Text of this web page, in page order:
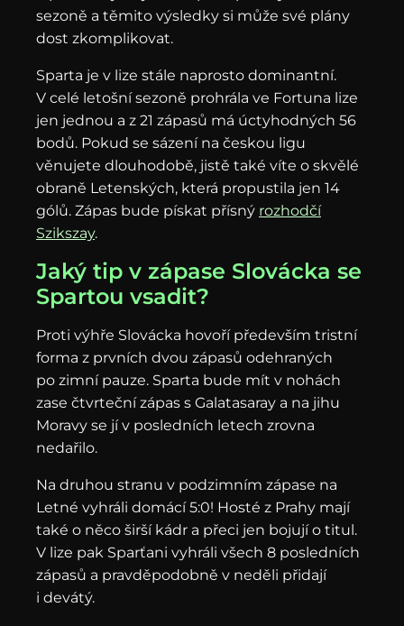
sezoně a těmito výsledky si může své plány
dost zkomplikovat.
Sparta je v lize stále naprosto dominantní.
V celé letošní sezoně prohrála ve Fortuna lize
jen jednou a z 21 zápasů má úctyhodných 56
bodů. Pokud se sázení na českou ligu
věnujete dlouhodobě, jistě také víte o skvělé
obraně Letenských, která propustila jen 14
gólů. Zápas bude pískat přísný rozhodčí
Szikszay.
Jaký tip v zápase Slovácka se
Spartou vsadit?
Proti výhře Slovácka hovoří především tristní
forma z prvních dvou zápasů odehraných
po zimní pauze. Sparta bude mít v nohách
zase čtvrteční zápas s Galatasaray a na jihu
Moravy se jí v posledních letech zrovna
nedařilo.
Na druhou stranu v podzimním zápase na
Letné vyhráli domácí 5:0! Hosté z Prahy mají
také o něco širší kádr a přeci jen bojují o titul.
V lize pak Sparťani vyhráli všech 8 posledních
zápasů a pravděpodobně v neděli přidají
i devátý.